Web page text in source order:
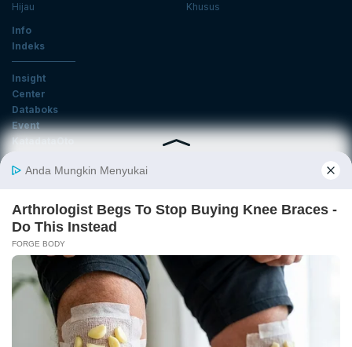
Hijau
Khusus
Info
Indeks
Insight
Center
Databoks
Event
KatadataOto
Email
Daftar
Tentang Katadata Advertising Karier
Pedoman Media Siber
Kebijakan Privasi
Disclaimer Hubungi Kami